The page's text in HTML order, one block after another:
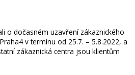
o dočasném uzavření zákaznického
v termínu od 25.7. – 5.8.2022, a
zákaznická centra jsou klientům